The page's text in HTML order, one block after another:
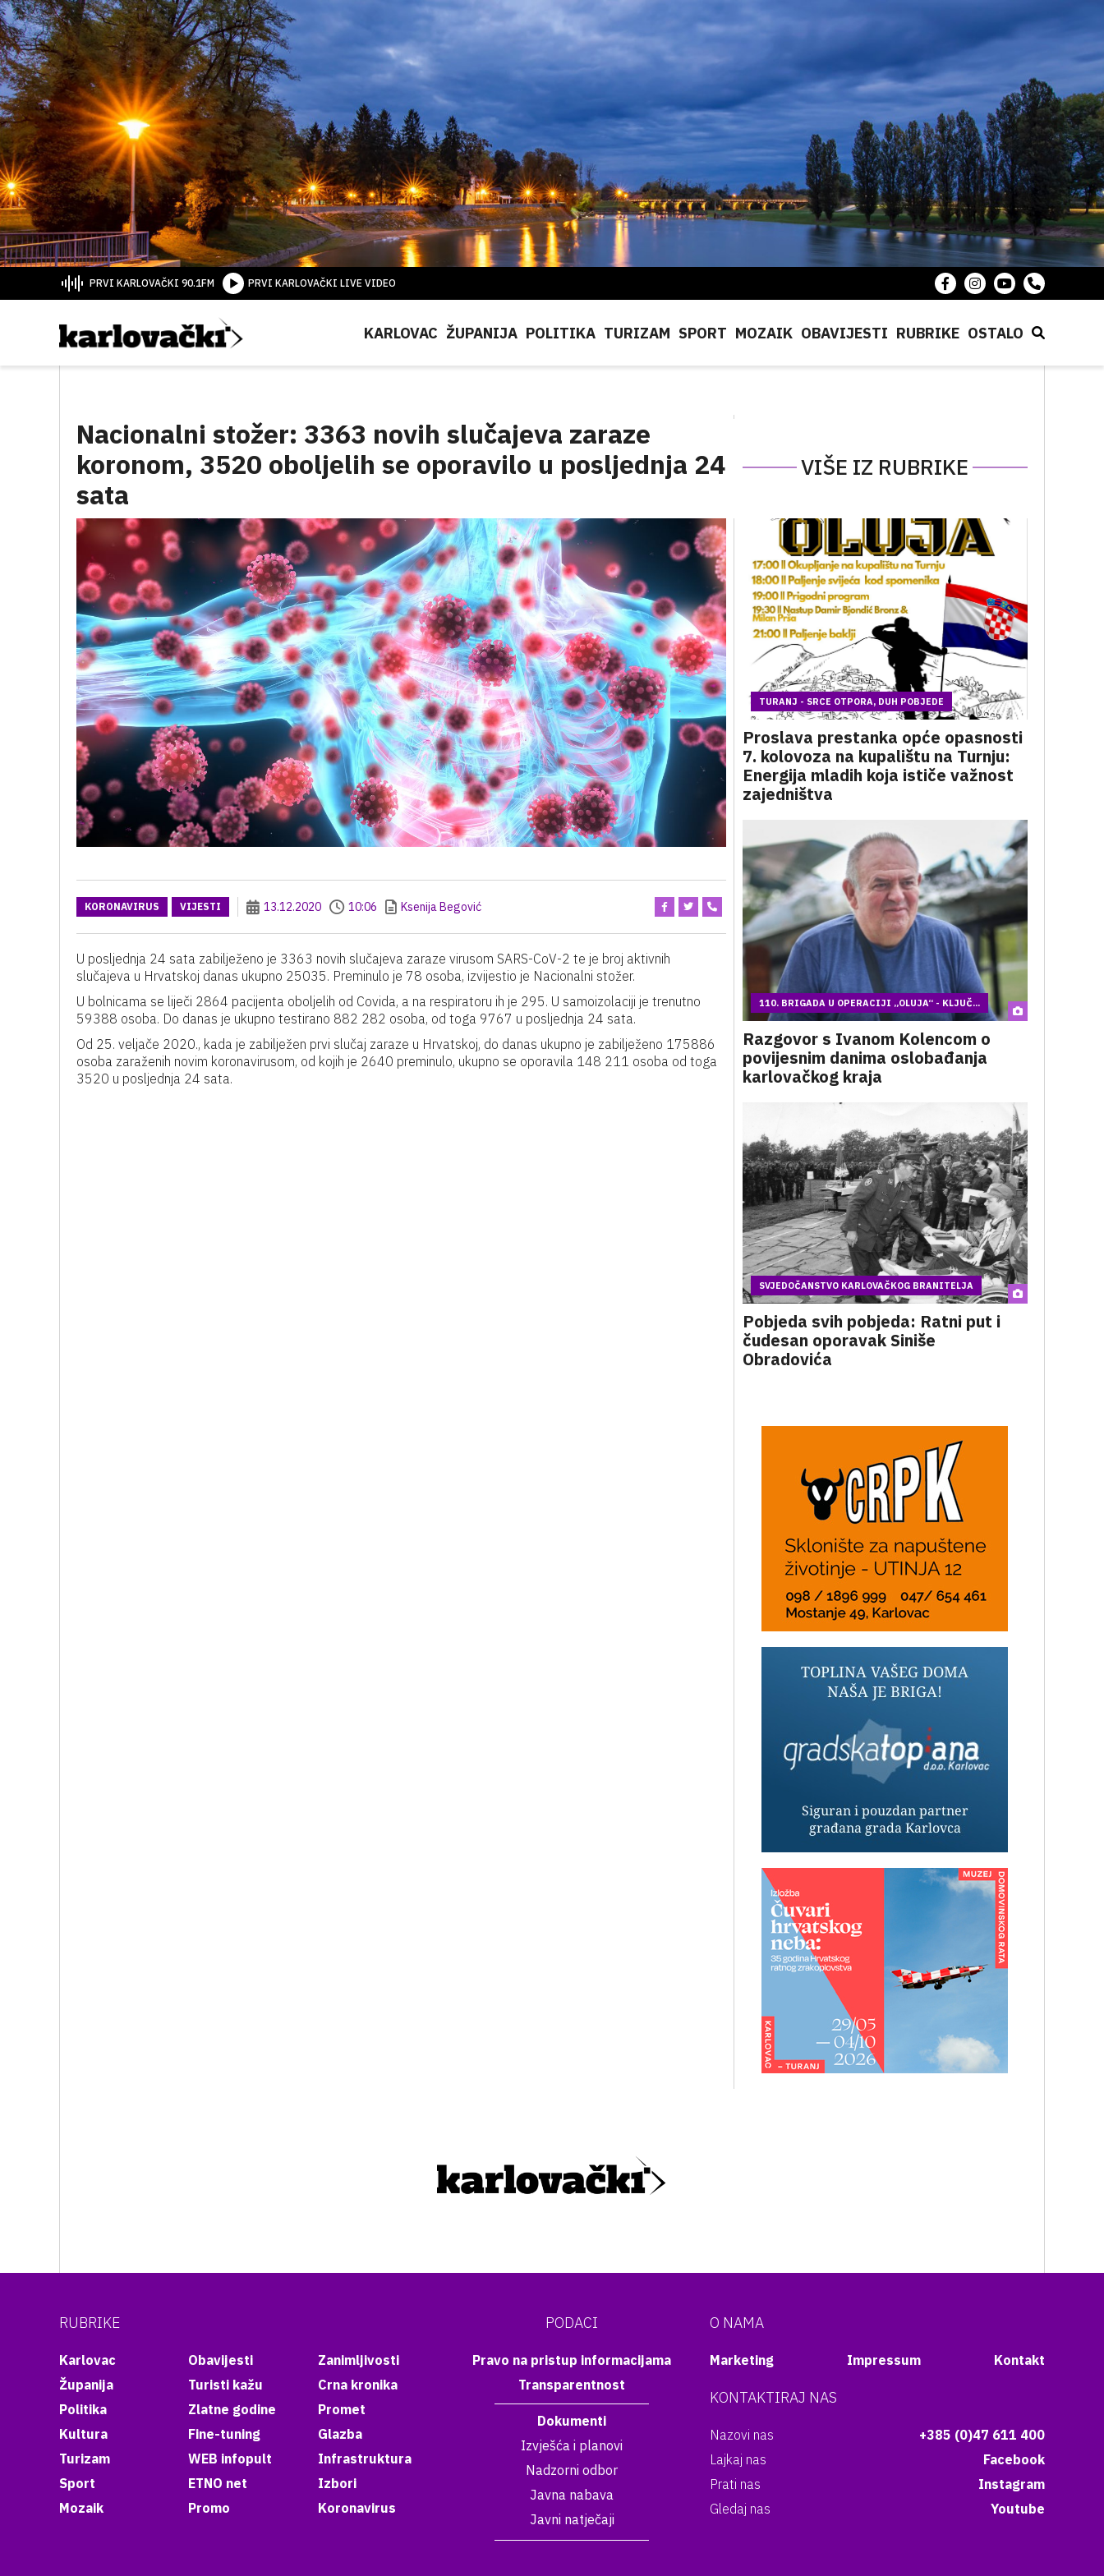
PRVI KARLOVAČKI 90.1FM PRVI KARLOVAČKI LIVE VIDEO
KARLOVAC ŽUPANIJA POLITIKA TURIZAM SPORT MOZAIK OBAVIJESTI RUBRIKE OSTALO
Nacionalni stožer: 3363 novih slučajeva zaraze
koronom, 3520 oboljelih se oporavilo u posljednja 24
sata
VIŠE IZ RUBRIKE
KORONAVIRUS VIJESTI 13.12.2020 10:06 Ksenija Begović
U posljednja 24 sata zabilježeno je 3363 novih slučajeva zaraze virusom SARS-CoV-2 te je broj aktivnih
slučajeva u Hrvatskoj danas ukupno 25035. Preminulo je 78 osoba, izvijestio je Nacionalni stožer.
U bolnicama se liječi 2864 pacijenta oboljelih od Covida, a na respiratoru ih je 295. U samoizolaciji je trenutno
59388 osoba. Do danas je ukupno testirano 882 282 osoba, od toga 9767 u posljednja 24 sata.
Od 25. veljače 2020., kada je zabilježen prvi slučaj zaraze u Hrvatskoj, do danas ukupno je zabilježeno 175886
osoba zaraženih novim koronavirusom, od kojih je 2640 preminulo, ukupno se oporavila 148 211 osoba od toga
3520 u posljednja 24 sata.
TURANJ - SRCE OTPORA, DUH POBJEDE
Proslava prestanka opće opasnosti
7. kolovoza na kupalištu na Turnju:
Energija mladih koja ističe važnost
zajedništva
110. BRIGADA U OPERACIJI „OLUJA“ - KLJUČ...
Razgovor s Ivanom Kolencom o
povijesnim danima oslobađanja
karlovačkog kraja
SVJEDOČANSTVO KARLOVAČKOG BRANITELJA
Pobjeda svih pobjeda: Ratni put i
čudesan oporavak Siniše
Obradovića
RUBRIKE
Karlovac
Županija
Politika
Kultura
Turizam
Sport
Mozaik
Obavijesti
Turisti kažu
Zlatne godine
Fine-tuning
WEB infopult
ETNO net
Promo
Zanimljivosti
Crna kronika
Promet
Glazba
Infrastruktura
Izbori
Koronavirus
PODACI
Pravo na pristup informacijama
Transparentnost
Dokumenti
Izvješća i planovi
Nadzorni odbor
Javna nabava
Javni natječaji
O NAMA
Marketing Impressum Kontakt
KONTAKTIRAJ NAS
Nazovi nas
+385 (0)47 611 400
Lajkaj nas
Facebook
Prati nas
Instagram
Gledaj nas
Youtube